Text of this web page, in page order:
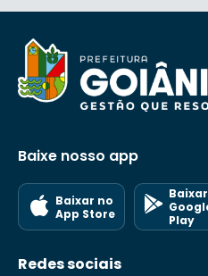
Baixe nosso app
Baixar no
App Store
Play
Redes sociais